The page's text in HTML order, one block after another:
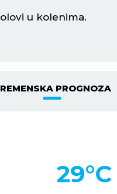
u kolenima.
PROGNOZA
29°C